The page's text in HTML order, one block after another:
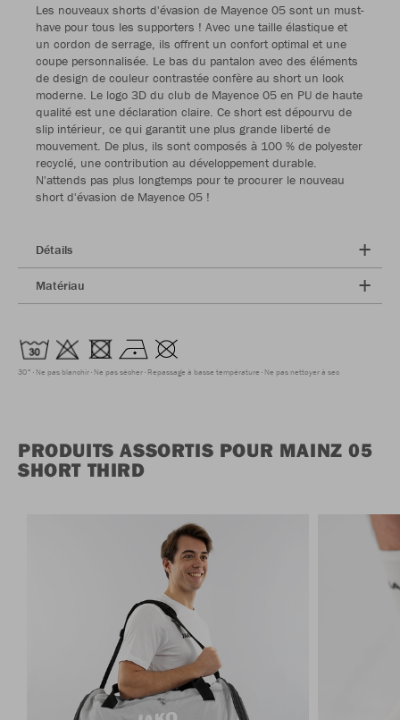
Les nouveaux shorts d'évasion de Mayence 05 sont un must-
have pour tous les supporters ! Avec une taille élastique et
un cordon de serrage, ils offrent un confort optimal et une
coupe personnalisée. Le bas du pantalon avec des éléments
de design de couleur contrastée confère au short un look
moderne. Le logo 3D du club de Mayence 05 en PU de haute
qualité est une déclaration claire. Ce short est dépourvu de
slip intérieur, ce qui garantit une plus grande liberté de
mouvement. De plus, ils sont composés à 100 % de polyester
recyclé, une contribution au développement durable.
N'attends pas plus longtemps pour te procurer le nouveau
short d'évasion de Mayence 05 !
Détails
Matériau
30° Ne pas blanchir Ne pas sécher Repassage à basse température Ne pas nettoyer à sec
PRODUITS ASSORTIS POUR MAINZ 05
SHORT THIRD